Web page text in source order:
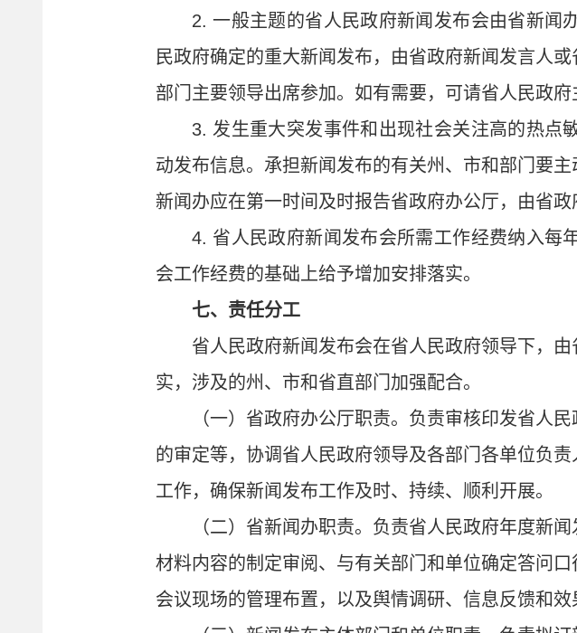
2. 一般主题的省人民政府新闻发布会由省新闻
民政府确定的重大新闻发布，由省政府新闻发言人
部门主要领导出席参加。如有需要，可请省人民政府
3. 发生重大突发事件和出现社会关注高的热点
动发布信息。承担新闻发布的有关州、市和部门要
新闻办应在第一时间及时报告省政府办公厅，由省政
4. 省人民政府新闻发布会所需工作经费纳入每
会工作经费的基础上给予增加安排落实。
七、责任分工
省人民政府新闻发布会在省人民政府领导下，
实，涉及的州、市和省直部门加强配合。
（一）省政府办公厅职责。负责审核印发省人
的审定等，协调省人民政府领导及各部门各单位负
工作，确保新闻发布工作及时、持续、顺利开展。
（二）省新闻办职责。负责省人民政府年度新
材料内容的制定审阅、与有关部门和单位确定答问
会议现场的管理布置，以及舆情调研、信息反馈和效